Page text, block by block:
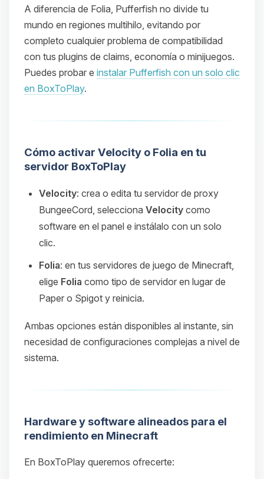
A diferencia de Folia, Pufferfish no divide tu
mundo en regiones multihilo, evitando por
completo cualquier problema de compatibilidad
con tus plugins de claims, economía o minijuegos.
Puedes probar e instalar Pufferfish con un solo clic
en BoxToPlay.
Cómo activar Velocity o Folia en tu
servidor BoxToPlay
Velocity: crea o edita tu servidor de proxy
BungeeCord, selecciona Velocity como
software en el panel e instálalo con un solo
clic.
Folia: en tus servidores de juego de Minecraft,
elige Folia como tipo de servidor en lugar de
Paper o Spigot y reinicia.
Ambas opciones están disponibles al instante, sin
necesidad de configuraciones complejas a nivel de
sistema.
Hardware y software alineados para el
rendimiento en Minecraft
En BoxToPlay queremos ofrecerte: